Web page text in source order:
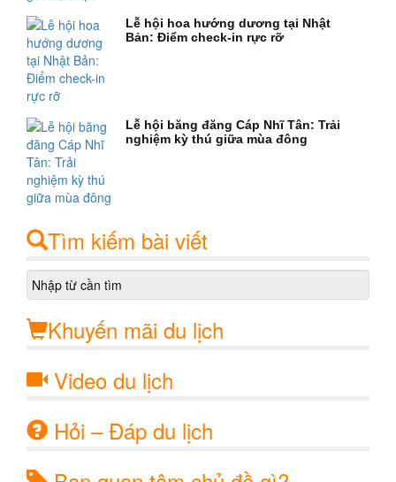
Lễ hội hoa hướng dương tại Nhật
Bản: Điểm check-in rực rỡ
Lễ hội băng đăng Cáp Nhĩ Tân: Trải
nghiệm kỳ thú giữa mùa đông
Tìm kiếm bài viết
Khuyến mãi du lịch
Video du lịch
Hỏi – Đáp du lịch